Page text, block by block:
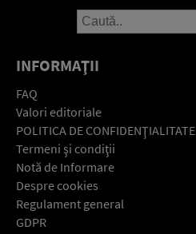
INFORMAŢII
FAQ
Valori editoriale
POLITICA DE CONFIDENŢIALITATE
Termeni şi condiţii
Notă de Informare
Despre cookies
Regulament general
GDPR